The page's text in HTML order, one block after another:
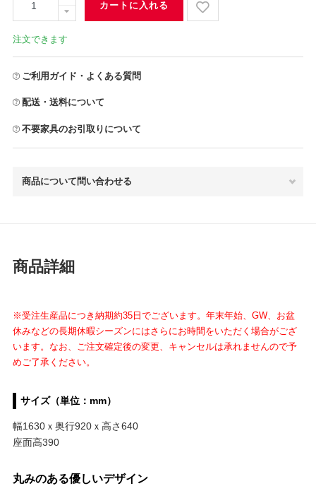
カートに入れる
注文できます
ご利用ガイド・よくある質問
配送・送料について
不要家具のお引取りについて
商品について問い合わせる
商品詳細
※受注生産品につき納期約35日でございます。年末年始、GW、お盆
休みなどの長期休暇シーズンにはさらにお時間をいただく場合がござ
います。なお、ご注文確定後の変更、キャンセルは承れませんので予
めご了承ください。
サイズ（単位：mm）
幅1630ｘ奥行920ｘ高さ640
座面高390
丸みのある優しいデザイン